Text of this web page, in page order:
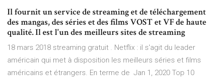
Il fournit un service de streaming et de téléchargement
des mangas, des séries et des films VOST et VF de haute
qualité. Il est l'un des meilleurs sites de streaming
18 mars 2018 streaming gratuit . Netflix : il s'agit du leader
américain qui met à disposition les meilleurs séries et films
américains et étrangers. En terme de Jan 1, 2020 Top 10